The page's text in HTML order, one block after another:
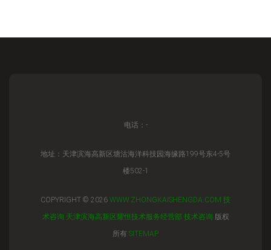
电话：-
地址：天津滨海高新区塘沽海洋科技园海缘路199号东4-5号
楼502-1
COPYRIGHT © 2026 WWW.ZHONGKAISHENGDA.COM 技
术咨询 天津滨海高新区耀恒技术服务经营部 技术咨询 版权
所有 SITEMAP